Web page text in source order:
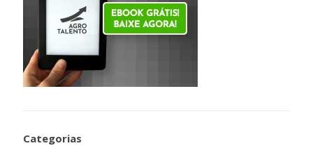
Categorias